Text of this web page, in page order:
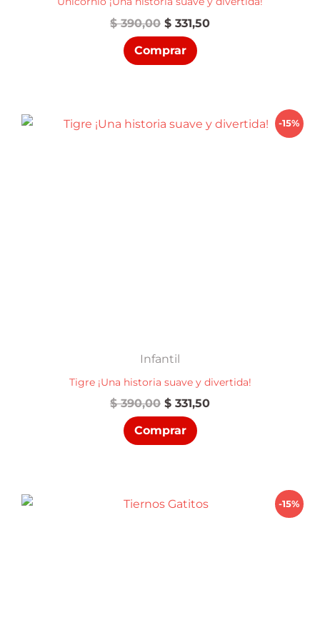
$390,00 El
precio
original
era:
$ 331,50El
Comprar
-15%
Infantil
Tigre ¡Una historia suave y divertida!
$390,00 El
precio
original
era:
$ 331,50El
Comprar
-15%